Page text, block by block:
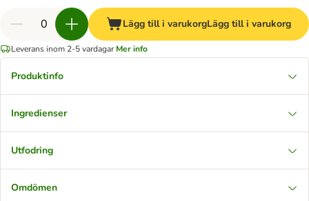
Lägg till i varukorgLägg till i varukorg
Leverans inom 2-5 vardagar Mer info
Produktinfo
Ingredienser
Utfodring
Omdömen